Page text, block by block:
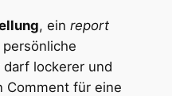
, ein report
darf lockerer und
Comment für eine